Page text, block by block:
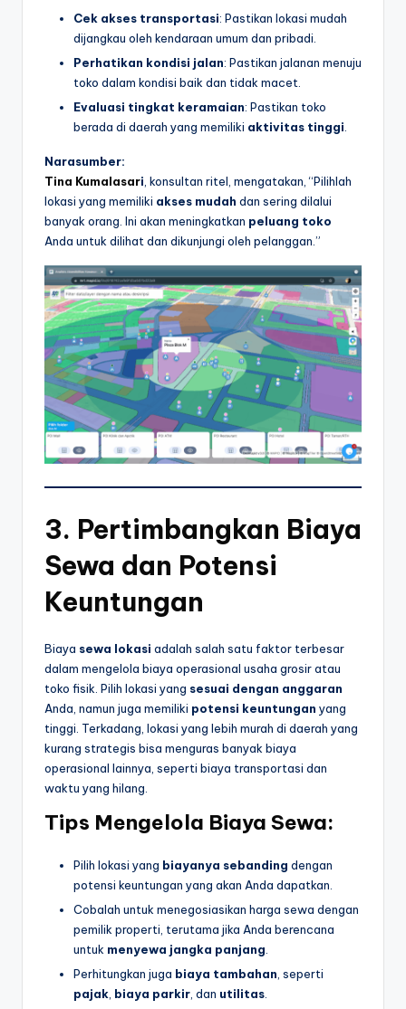
Cek akses transportasi: Pastikan lokasi mudah
dijangkau oleh kendaraan umum dan pribadi.
Perhatikan kondisi jalan: Pastikan jalanan menuju
toko dalam kondisi baik dan tidak macet.
Evaluasi tingkat keramaian: Pastikan toko
berada di daerah yang memiliki aktivitas tinggi
Narasumber:
Tina Kumalasari , konsultan ritel, mengatakan, “Pilihlah
lokasi yang memiliki akses mudah dan sering dilalui
banyak orang. Ini akan meningkatkan peluang toko
Anda untuk dilihat dan dikunjungi oleh pelanggan.”
3. Pertimbangkan Biaya
Sewa dan Potensi
Keuntungan
Biaya sewa lokasi adalah salah satu faktor terbesar
dalam mengelola biaya operasional usaha grosir atau
toko fisik. Pilih lokasi yang sesuai dengan anggaran
Anda, namun juga memiliki potensi keuntungan yang
tinggi. Terkadang, lokasi yang lebih murah di daerah yang
kurang strategis bisa menguras banyak biaya
operasional lainnya, seperti biaya transportasi dan
waktu yang hilang.
Tips Mengelola Biaya Sewa:
Pilih lokasi yang biayanya sebanding dengan
potensi keuntungan yang akan Anda dapatkan.
Cobalah untuk menegosiasikan harga sewa dengan
pemilik properti, terutama jika Anda berencana
untuk menyewa jangka panjang
Perhitungkan juga biaya tambahan , seperti
pajak biaya parkir , dan utilitas